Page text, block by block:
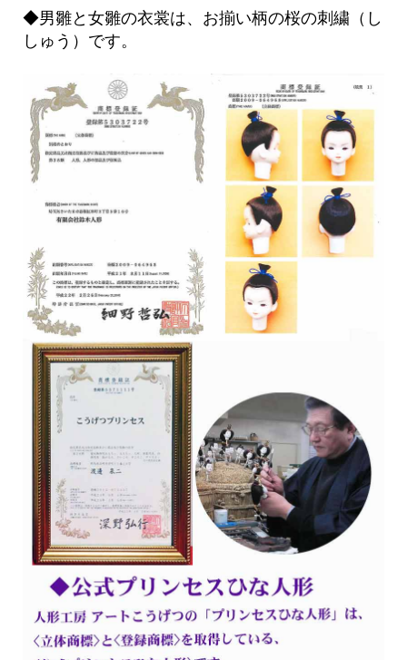
◆男雛と女雛の衣裳は、お揃い柄の桜の刺繍（し
しゅう）です。